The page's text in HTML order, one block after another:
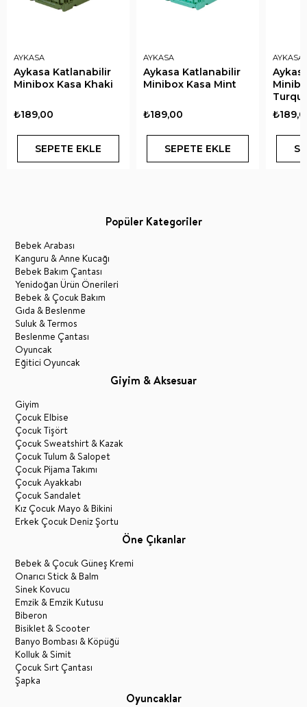
AYKASA
Aykasa Katlanabilir
Minibox Kasa Khaki
₺189,00
SEPETE EKLE
AYKASA
Aykasa Katlanabilir
Minibox Kasa Mint
₺189,00
SEPETE EKLE
AYKASA
Popüler Kategoriler
Bebek Arabası
Kanguru & Anne Kucağı
Bebek Bakım Çantası
Yenidoğan Ürün Önerileri
Bebek & Çocuk Bakım
Gıda & Beslenme
Suluk & Termos
Beslenme Çantası
Oyuncak
Eğitici Oyuncak
Giyim & Aksesuar
Giyim
Çocuk Elbise
Çocuk Tişört
Çocuk Sweatshirt & Kazak
Çocuk Tulum & Salopet
Çocuk Pijama Takımı
Çocuk Ayakkabı
Çocuk Sandalet
Kız Çocuk Mayo & Bikini
Erkek Çocuk Deniz Şortu
Öne Çıkanlar
Bebek & Çocuk Güneş Kremi
Onarıcı Stick & Balm
Sinek Kovucu
Emzik & Emzik Kutusu
Biberon
Bisiklet & Scooter
Banyo Bombası & Köpüğü
Kolluk & Simit
Çocuk Sırt Çantası
Şapka
Oyuncaklar